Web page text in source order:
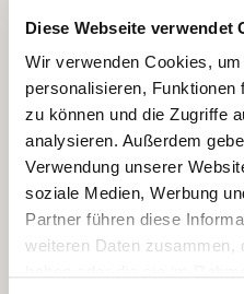
Diese Webseite verwendet
Wir verwenden Cookies,
personalisieren, Funktionen
zu können und die Zugriffe
analysieren. Außerdem
Verwendung unserer
soziale Medien, Werbung
Partner führen diese
weiteren Daten zusammen,
Ich bin damit einverstanden,
ausschließlich zum Zweck der
verarbeitet, auf IT- Systemen der
GmbH, Heinrich-von-Kleist-
(Betreiber) gespeichert und an
verantwortliche Stelle zur
werden.
Diese Einwilligungserklärung